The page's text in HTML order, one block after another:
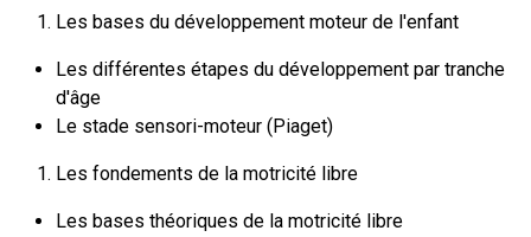
Les bases du développement moteur de l'enfant
Les différentes étapes du développement par tranche
d'âge
Le stade sensori-moteur (Piaget)
Les fondements de la motricité libre
Les bases théoriques de la motricité libre